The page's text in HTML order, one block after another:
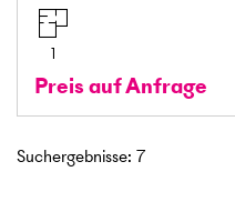
1
Preis auf Anfrage
Suchergebnisse: 7